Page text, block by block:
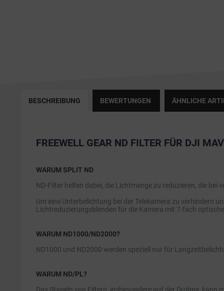
BESCHREIBUNG BEWERTUNGEN ÄHNLICHE
FREEWELL GEAR ND FILTER FÜR DJI
WARUM SPLIT ND
ND-Filter helfen dabei, die Lichtmenge zu reduzieren, die
Um eine Unterbelichtung bei der Telekamera zu verhindern
Lichtreduzierungsblenden für die Kamera mit 7-fach
WARUM ND1000/ND2000?
ND1000 und ND2000 werden speziell nur für
WARUM ND/PL?
Das Stapeln von Filtern, insbesondere auf der Drohne,